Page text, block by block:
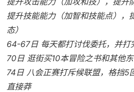
提升技能能力（加智和技能点），
态）
64-67日 每天都打讨伐委托，并打
70日 逛街买10本冒险之书和其他
74日 八会正赛打斥候联盟，格挡5
直接莽